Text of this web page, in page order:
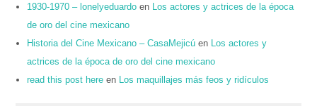
1930-1970 – lonelyeduardo en
Los actores y actrices de la época
de oro del cine mexicano
Historia del Cine Mexicano – CasaMejicú en
Los actores y
actrices de la época de oro del cine mexicano
read this post here en Los maquillajes más feos y ridículos